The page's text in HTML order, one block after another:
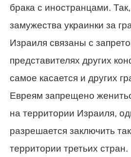
брака с иностранцами.
замужества украинки за
Израиля связаны с
представителях других
самое касается и других
Евреям запрещено
на территории Израиля,
разрешается заключить
территории третьих стран.